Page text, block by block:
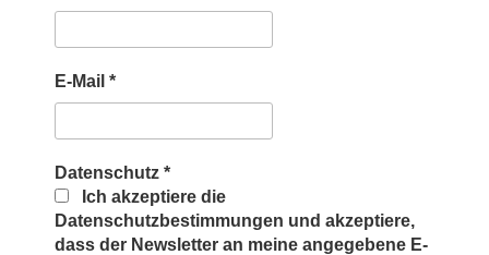
E-Mail *
Datenschutz *
Ich akzeptiere die
Datenschutzbestimmungen und akzeptiere,
dass der Newsletter an meine angegebene E-